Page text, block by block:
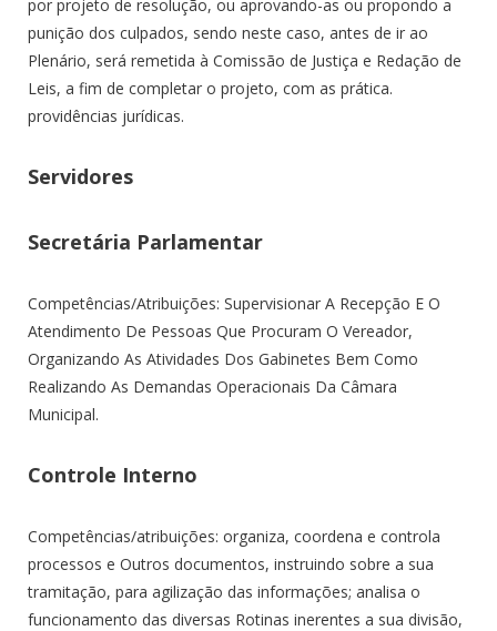
por projeto de resolução, ou aprovando-as ou propondo a
punição dos culpados, sendo neste caso, antes de ir ao
Plenário, será remetida à Comissão de Justiça e Redação de
Leis, a fim de completar o projeto, com as prática.
providências jurídicas.
Servidores
Secretária Parlamentar
Competências/Atribuições: Supervisionar A Recepção E O
Atendimento De Pessoas Que Procuram O Vereador,
Organizando As Atividades Dos Gabinetes Bem Como
Realizando As Demandas Operacionais Da Câmara
Municipal.
Controle Interno
Competências/atribuições: organiza, coordena e controla
processos e Outros documentos, instruindo sobre a sua
tramitação, para agilização das informações; analisa o
funcionamento das diversas Rotinas inerentes a sua divisão,